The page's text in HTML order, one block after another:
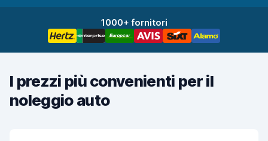
1000+ fornitori
I prezzi più convenienti per il
noleggio auto